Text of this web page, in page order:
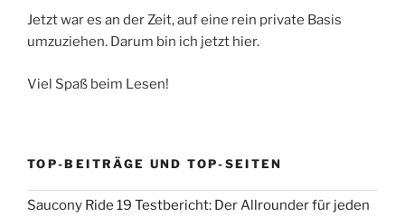
Jetzt war es an der Zeit, auf eine rein private Basis
umzuziehen. Darum bin ich jetzt hier.
Viel Spaß beim Lesen!
TOP-BEITRÄGE UND TOP-SEITEN
Saucony Ride 19 Testbericht: Der Allrounder für jeden